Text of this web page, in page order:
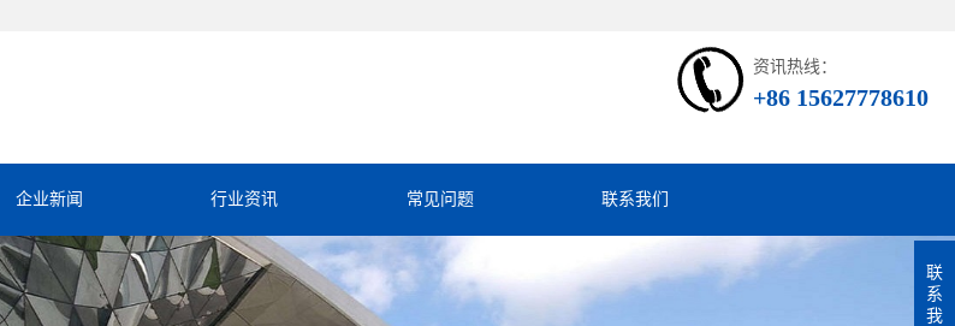
资讯热线：
+86 15627778610
企业新闻 行业资讯 常见问题 联系我们
联
系
我